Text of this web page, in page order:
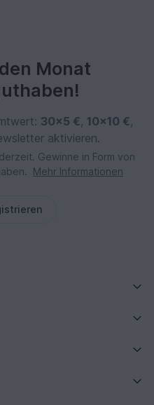
Monat
30×5 €, 10×10 €,
aktivieren.
Gewinne in Form von
Mehr Informationen